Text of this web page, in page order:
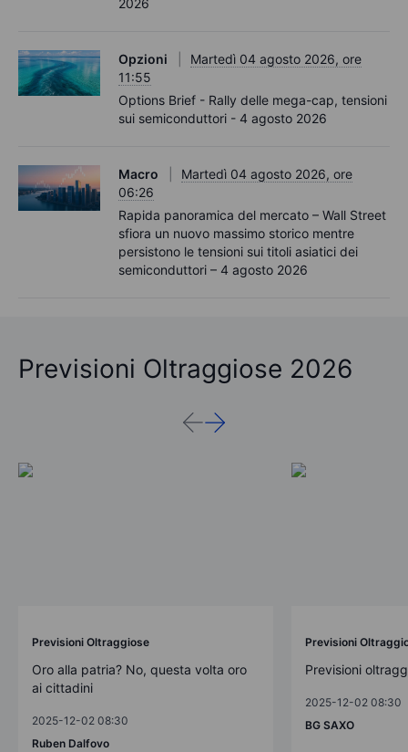
Opzioni
Martedì 04 agosto 2026, ore
11:55
Options Brief - Rally delle mega-cap, tensioni
sui semiconduttori - 4 agosto 2026
Macro
Martedì 04 agosto 2026, ore
06:26
Rapida panoramica del mercato – Wall Street
sfiora un nuovo massimo storico mentre
persistono le tensioni sui titoli asiatici dei
semiconduttori – 4 agosto 2026
Previsioni Oltraggiose 2026
Previsioni Oltraggiose
Oro alla patria? No, questa volta oro
ai cittadini
2025-12-02 08:30
Ruben Dalfovo
Previsioni
Previsioni
2025-12-02 08:30
BG SAXO